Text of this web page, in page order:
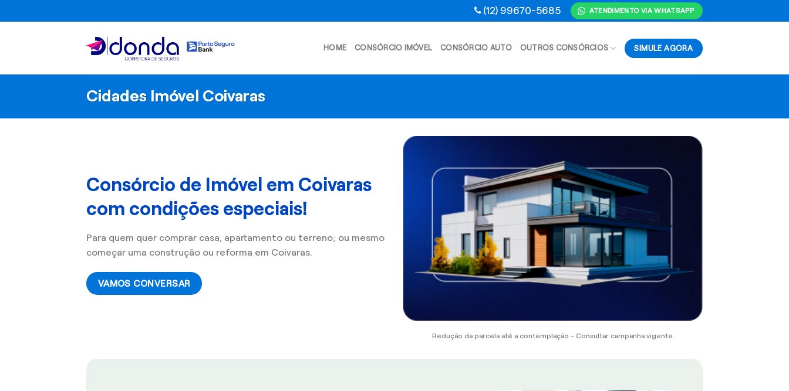
to
(12) 99670-5685 ATENDIMENTO VIA WHATSAPP
HOME CONSÓRCIO IMÓVEL CONSÓRCIO AUTO OUTROS CONSÓRCIOS SIMULE AGORA
Cidades Imóvel Coivaras
Consórcio de Imóvel em Coivaras
com condições especiais!
Para quem quer comprar casa, apartamento ou terreno; ou mesmo
começar uma construção ou reforma em Coivaras.
VAMOS CONVERSAR
Redução da parcela até a contemplação - Consultar campanha vigente.